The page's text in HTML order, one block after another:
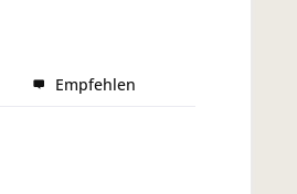
Empfehlen